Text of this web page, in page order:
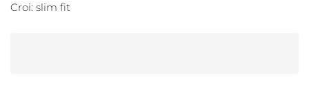
Croi: slim fit